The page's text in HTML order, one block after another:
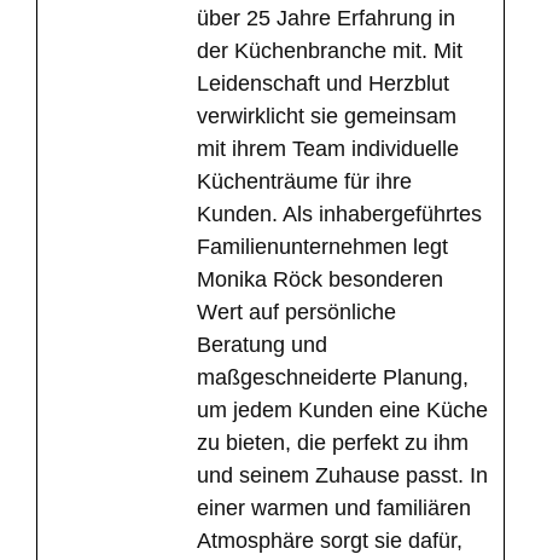
über 25 Jahre Erfahrung in
der Küchenbranche mit. Mit
Leidenschaft und Herzblut
verwirklicht sie gemeinsam
mit ihrem Team individuelle
Küchenträume für ihre
Kunden. Als inhabergeführtes
Familienunternehmen legt
Monika Röck besonderen
Wert auf persönliche
Beratung und
maßgeschneiderte Planung,
um jedem Kunden eine Küche
zu bieten, die perfekt zu ihm
und seinem Zuhause passt. In
einer warmen und familiären
Atmosphäre sorgt sie dafür,